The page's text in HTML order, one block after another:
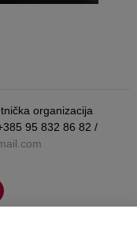
organizacija
95 832 86 82 /